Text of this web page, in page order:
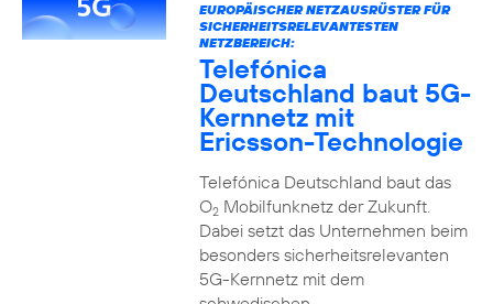
EUROPÄISCHER NETZAUSRÜSTER FÜR
SICHERHEITSRELEVANTESTEN
NETZBEREICH:
Telefónica
Deutschland baut 5G-
Kernnetz mit
Ericsson-Technologie
Telefónica Deutschland baut das
O2Mobilfunknetz der Zukunft.
Dabei setzt das Unternehmen beim
besonders sicherheitsrelevanten
5G-Kernnetz mit dem